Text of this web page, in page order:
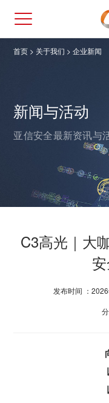
首页 > 关于我们 >企业新闻
新闻与活动
亚信安全最新资讯与
C3高光｜大
发布时间 ：